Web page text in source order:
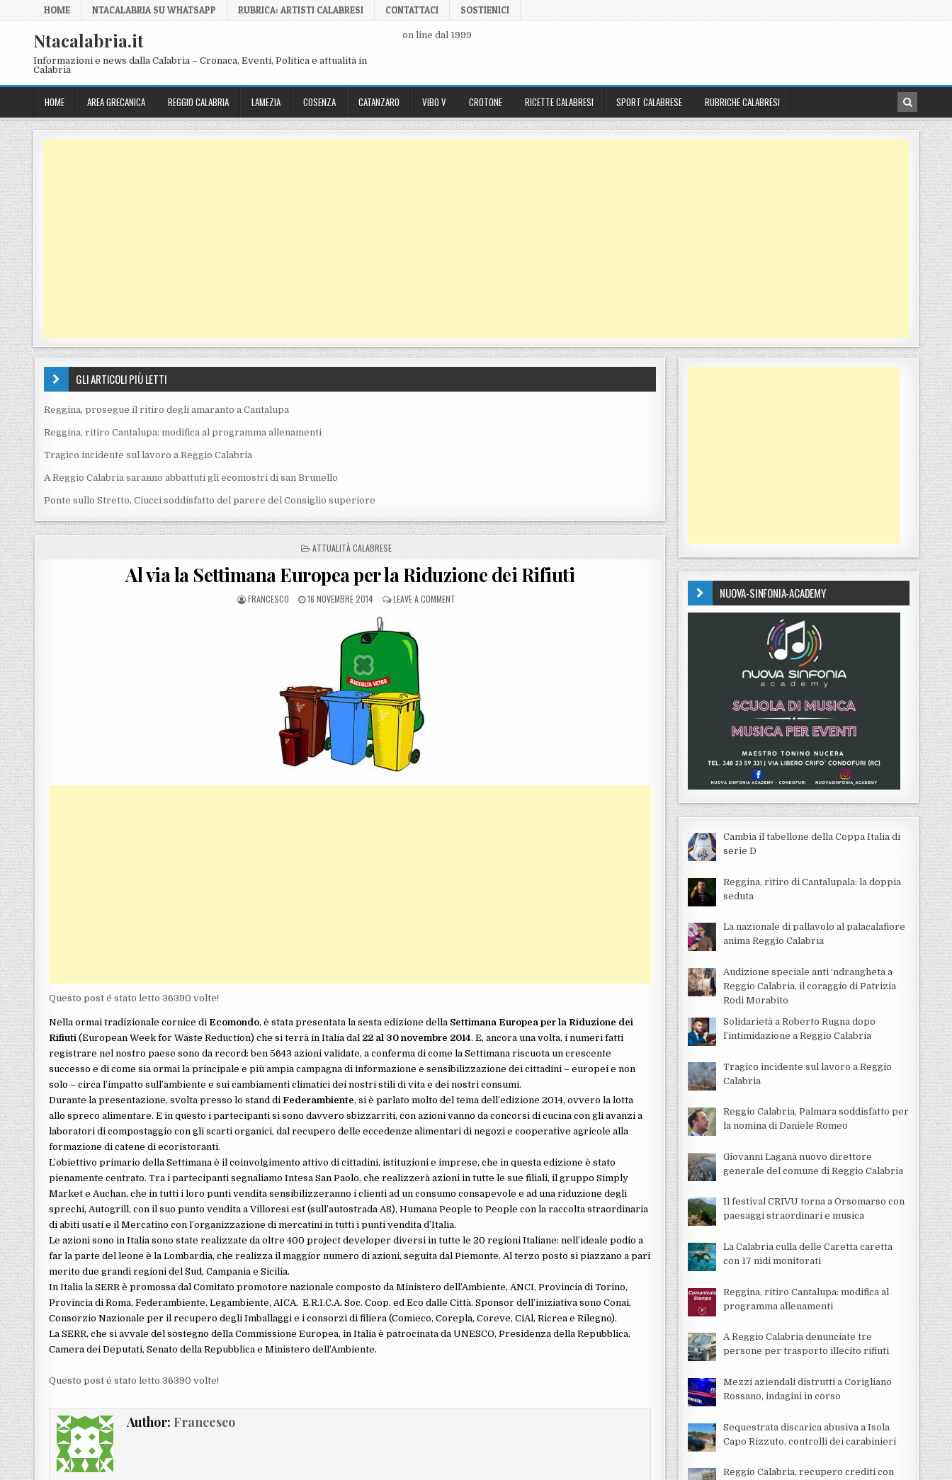
Skip to content
HOME NTACALABRIA SU WHATSAPP RUBRICA: ARTISTI CALABRESI CONTATTACI SOSTIENICI
Ntacalabria.it
Informazioni e news dalla Calabria – Cronaca, Eventi, Politica e attualità in
Calabria
on line dal 1999
HOME AREA GRECANICA REGGIO CALABRIA LAMEZIA COSENZA CATANZARO VIBO V CROTONE RICETTE CALABRESI SPORT CALABRESE RUBRICHE CALABRESI
GLI ARTICOLI PIÙ LETTI
Reggina, prosegue il ritiro degli amaranto a Cantalupa
Reggina, ritiro Cantalupa: modifica al programma allenamenti
Tragico incidente sul lavoro a Reggio Calabria
A Reggio Calabria saranno abbattuti gli ecomostri di san Brunello
Ponte sullo Stretto, Ciucci soddisfatto del parere del Consiglio superiore
POSTED IN
ATTUALITÀ CALABRESE
Al via la Settimana Europea per la Riduzione dei Rifiuti
POSTED BY
FRANCESCO POSTED ON
16 NOVEMBRE 2014 LEAVE A COMMENT ON AL VIA LA SETTIMANA EUROPEA PER LA RIDUZIONE DEI RIFIUTI
Questo post é stato letto 36390 volte!
Nella ormai tradizionale cornice diEcomondo, è stata presentata la sesta edizione della Settimana Europea per la Riduzione dei
Rifiuti (European Week for Waste Reduction) che si terrà in Italia dal 22 al 30 novembre 2014. E, ancora una volta, i numeri fatti
registrare nel nostro paese sono da record: ben 5643 azioni validate, a conferma di come la Settimana riscuota un crescente
successo e di come sia ormai la principale e più ampia campagna di informazione e sensibilizzazione dei cittadini – europei e non
solo – circa l’impatto sull’ambiente e sui cambiamenti climatici dei nostri stili di vita e dei nostri consumi.
Durante la presentazione, svolta presso lo stand diFederambiente, si è parlato molto del tema dell’edizione 2014, ovvero la lotta
allo spreco alimentare. E in questo i partecipanti si sono davvero sbizzarriti, con azioni vanno da concorsi di cucina con gli avanzi a
laboratori di compostaggio con gli scarti organici, dal recupero delle eccedenze alimentari di negozi e cooperative agricole alla
formazione di catene di ecoristoranti.
L’obiettivo primario della Settimana è il coinvolgimento attivo di cittadini, istituzioni e imprese, che in questa edizione è stato
pienamente centrato. Tra i partecipanti segnaliamo Intesa San Paolo, che realizzerà azioni in tutte le sue filiali, il gruppo Simply
Market e Auchan, che in tutti i loro punti vendita sensibilizzeranno i clienti ad un consumo consapevole e ad una riduzione degli
sprechi, Autogrill, con il suo punto vendita a Villoresi est (sull’autostrada A8), Humana People to People con la raccolta straordinaria
di abiti usati e il Mercatino con l’organizzazione di mercatini in tutti i punti vendita d’Italia.
Le azioni sono in Italia sono state realizzate da oltre 400 project developer diversi in tutte le 20 regioni Italiane: nell’ideale podio a
far la parte del leone è la Lombardia, che realizza il maggior numero di azioni, seguita dal Piemonte. Al terzo posto si piazzano a pari
merito due grandi regioni del Sud, Campania e Sicilia.
In Italia la SERR è promossa dal Comitato promotore nazionale composto da Ministero dell’Ambiente, ANCI, Provincia di Torino,
Provincia di Roma, Federambiente, Legambiente, AICA, E.R.I.C.A. Soc. Coop. ed Eco dalle Città. Sponsor dell’iniziativa sono Conai,
Consorzio Nazionale per il recupero degli Imballaggi e i consorzi di filiera (Comieco, Corepla, Coreve, CiAl, Ricrea e Rilegno).
La SERR, che si avvale del sostegno della Commissione Europea, in Italia è patrocinata da UNESCO, Presidenza della Repubblica,
Camera dei Deputati, Senato della Repubblica e Ministero dell’Ambiente.
Questo post é stato letto 36390 volte!
Author: Francesco
NUOVA-SINFONIA-ACADEMY
Cambia il tabellone della Coppa Italia di
serie D
Reggina, ritiro di Cantalupala: la doppia
seduta
La nazionale di pallavolo al palacalafiore
anima Reggio Calabria
Audizione speciale anti ‘ndrangheta a
Reggio Calabria, il coraggio di Patrizia
Rodi Morabito
Solidarietà a Roberto Rugna dopo
l’intimidazione a Reggio Calabria
Tragico incidente sul lavoro a Reggio
Calabria
Reggio Calabria, Palmara soddisfatto per
la nomina di Daniele Romeo
Giovanni Laganà nuovo direttore
generale del comune di Reggio Calabria
Il festival CRIVU torna a Orsomarso con
paesaggi straordinari e musica
La Calabria culla delle Caretta caretta
con 17 nidi monitorati
Reggina, ritiro Cantalupa: modifica al
programma allenamenti
A Reggio Calabria denunciate tre
persone per trasporto illecito rifiuti
Mezzi aziendali distrutti a Corigliano
Rossano, indagini in corso
Sequestrata discarica abusiva a Isola
Capo Rizzuto, controlli dei carabinieri
Reggio Calabria, recupero crediti con